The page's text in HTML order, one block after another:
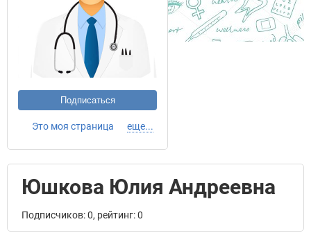
Подписаться
Это моя страница еще...
Юшкова Юлия Андреевна
Подписчиков: 0, рейтинг: 0